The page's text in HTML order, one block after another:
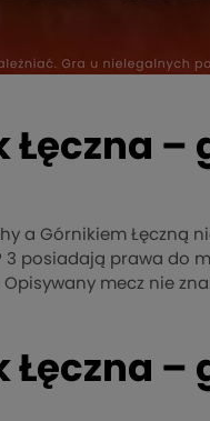
Łęczna
a Górnikiem Łęczną
3 posiadają prawa do
mecz nie
Łęczna –